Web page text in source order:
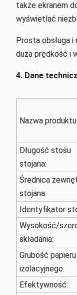
także ekranem
wyświetlać
Prosta obsługa i
duża prędkość i
4. Dane
Nazwa produktu:
Długość stosu
stojana:
Średnica
stojana:
Identyfikator
Wysokość/
składania:
Grubość papieru
izolacyjnego:
Efektywność: